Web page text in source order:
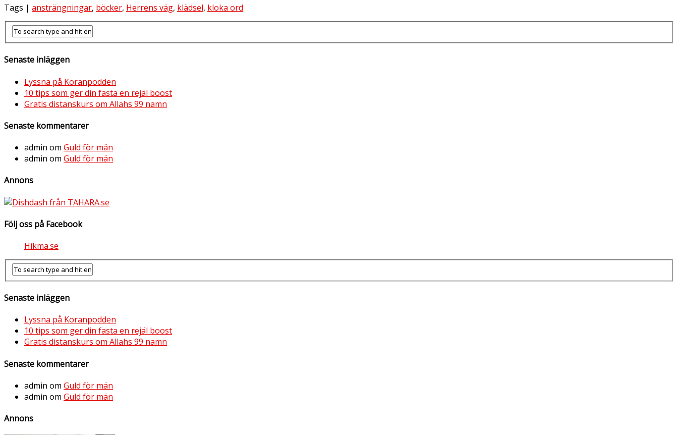
Tags | ansträngningar, böcker, Herrens väg, klädsel, kloka ord
Senaste inläggen
Lyssna på Koranpodden
10 tips som ger din fasta en rejäl boost
Gratis distanskurs om Allahs 99 namn
Senaste kommentarer
admin om Guld för män
admin om Guld för män
Annons
Följ oss på Facebook
Hikma.se
Senaste inläggen
Lyssna på Koranpodden
10 tips som ger din fasta en rejäl boost
Gratis distanskurs om Allahs 99 namn
Senaste kommentarer
admin om Guld för män
admin om Guld för män
Annons